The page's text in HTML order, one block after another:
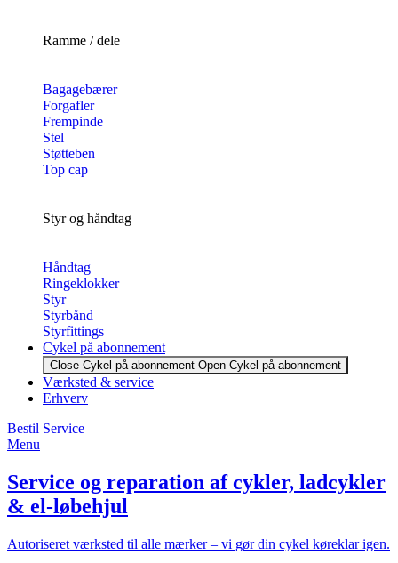
Ramme / dele
Bagagebærer
Forgafler
Frempinde
Stel
Støtteben
Top cap
Styr og håndtag
Håndtag
Ringeklokker
Styr
Styrbånd
Styrfittings
Cykel på abonnement
Close Cykel på abonnement Open Cykel på abonnement
Værksted & service
Erhverv
Bestil Service
Menu
Service og reparation af cykler, ladcykler
& el-løbehjul
Autoriseret værksted til alle mærker – vi gør din cykel køreklar igen.